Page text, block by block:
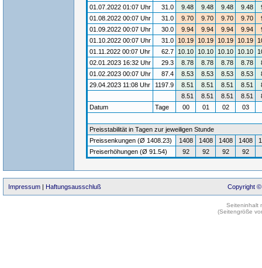
01.07.2022 01:07 Uhr
31.0 9.48 9.48 9.48 9.48
01.08.2022 00:07 Uhr
31.0 9.70 9.70 9.70 9.70
01.09.2022 00:07 Uhr
30.0 9.94 9.94 9.94 9.94
01.10.2022 00:07 Uhr
31.0 10.19 10.19 10.19 10.19
01.11.2022 00:07 Uhr
62.7 10.10 10.10 10.10 10.10
02.01.2023 16:32 Uhr
29.3 8.78 8.78 8.78 8.78
01.02.2023 00:07 Uhr
87.4 8.53 8.53 8.53 8.53
29.04.2023 11:08 Uhr
1197.9 8.51 8.51 8.51 8.51
8.51
8.51 8.51 8.51
Datum
Tage 00 01 02 03
Preisstabilität in Tagen zur jeweiligen Stunde
Preissenkungen (Ø 1408.23)
1408 1408 1408 1408
Preiserhöhungen (Ø 91.54)
92 92 92 92
Impressum | Haftungsausschluß Copyright ©
Seiteninhalt
(Seitengröße